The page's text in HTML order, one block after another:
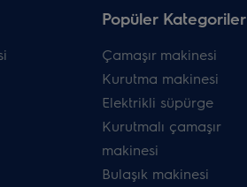
Popüler Kategoriler
Çamaşır makinesi
Kurutma makinesi
Elektrikli süpürge
Kurutmalı çamaşır
makinesi
Bulaşık makinesi